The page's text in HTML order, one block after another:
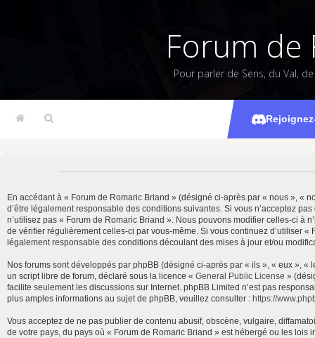
Forum de
Pour parler de Sens, du Val,
En accédant à « Forum de Romaric Briand » (désigné ci-après par « nous », «
d’être légalement responsable des conditions suivantes. Si vous n’acceptez
n’utilisez pas « Forum de Romaric Briand ». Nous pouvons modifier celles-ci à
de vérifier régulièrement celles-ci par vous-même. Si vous continuez d’utiliser
légalement responsable des conditions découlant des mises à jour et/ou
Nos forums sont développés par phpBB (désigné ci-après par « ils », « eux »,
un script libre de forum, déclaré sous la licence « General Public License »
facilite seulement les discussions sur Internet. phpBB Limited n’est pas
plus amples informations au sujet de phpBB, veuillez consulter : https://
Vous acceptez de ne pas publier de contenu abusif, obscène, vulgaire,
de votre pays, du pays où « Forum de Romaric Briand » est hébergé ou les